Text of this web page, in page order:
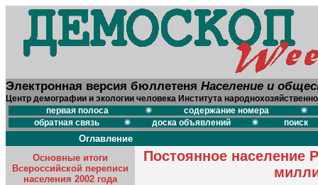
Электронная версия бюллетеня Население и
Центр демографии и экологии человека Института
первая полоса
содержание номера
обратная связь
доска объявлений поиск
Оглавление
Основные итоги
Всероссийской переписи
населения 2002 года
Постоянное население